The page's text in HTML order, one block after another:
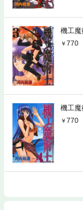
機工
770
機工
770